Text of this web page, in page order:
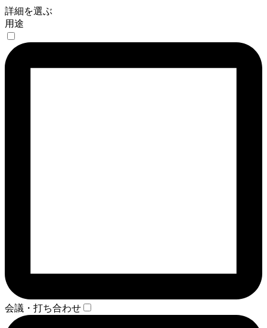
詳細を選ぶ
用途
会議・打ち合わせ